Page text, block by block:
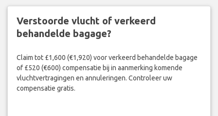
Verstoorde vlucht of verkeerd
behandelde bagage?
Claim tot £1,600 (€1,920) voor verkeerd behandelde bagage
of £520 (€600) compensatie bij in aanmerking komende
vluchtvertragingen en annuleringen. Controleer uw
compensatie gratis.